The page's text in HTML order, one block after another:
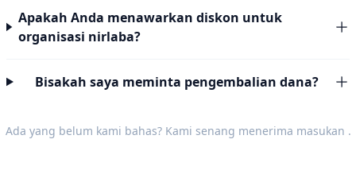
Apakah Anda menawarkan diskon untuk
organisasi nirlaba?
Bisakah saya meminta pengembalian dana?
Ada yang belum kami bahas? Kami senang menerima masukan .